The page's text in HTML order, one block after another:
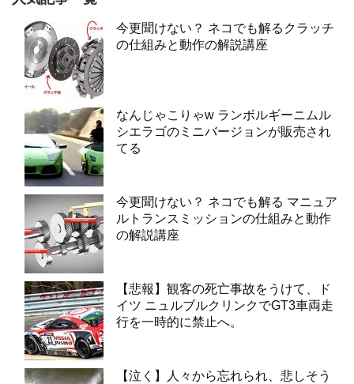
今更聞けない？ ネコでも解るクラッチ
の仕組みと動作の解説講座
なんじゃこりゃw ランボルギーニムル
シエラゴのミニバージョンが販売され
てる
今更聞けない？ ネコでも解る マニュア
ルトランスミッションの仕組みと動作
の解説講座
【悲報】観客の死亡事故をうけて、ド
イツ ニュルブルクリンクでGT3車両走
行を一時的に禁止へ。
【泣く】人々から忘れられ、悲しそう